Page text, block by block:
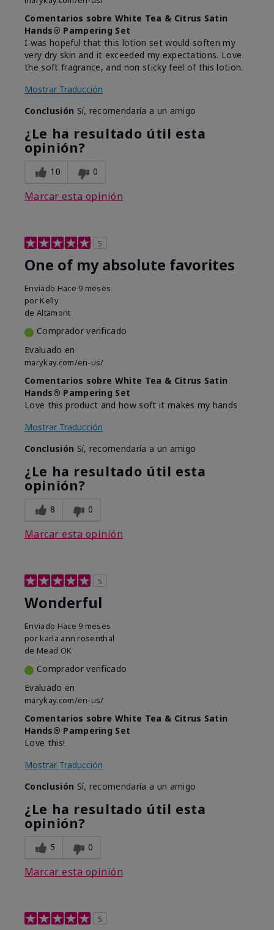
Comentarios sobre White Tea & Citrus Satin
Hands® Pampering Set
I was hopeful that this lotion set would soften my
very dry skin and it exceeded my expectations. Love
the soft fragrance, and non sticky feel of this lotion.
Mostrar Traducción
Conclusión Sí, recomendaría a un amigo
¿Le ha resultado útil esta
opinión?
10 0
Marcar esta opinión
5
One of my absolute favorites
Enviado Hace 9 meses
por Kelly
de Altamont
Comprador verificado
Evaluado en
marykay.com/en-us/
Comentarios sobre White Tea & Citrus Satin
Hands® Pampering Set
Love this product and how soft it makes my hands
Mostrar Traducción
Conclusión Sí, recomendaría a un amigo
¿Le ha resultado útil esta
opinión?
8 0
Marcar esta opinión
5
Wonderful
Enviado Hace 9 meses
por karla ann rosenthal
de Mead OK
Comprador verificado
Evaluado en
marykay.com/en-us/
Comentarios sobre White Tea & Citrus Satin
Hands® Pampering Set
Love this!
Mostrar Traducción
Conclusión Sí, recomendaría a un amigo
¿Le ha resultado útil esta
opinión?
5 0
Marcar esta opinión
5